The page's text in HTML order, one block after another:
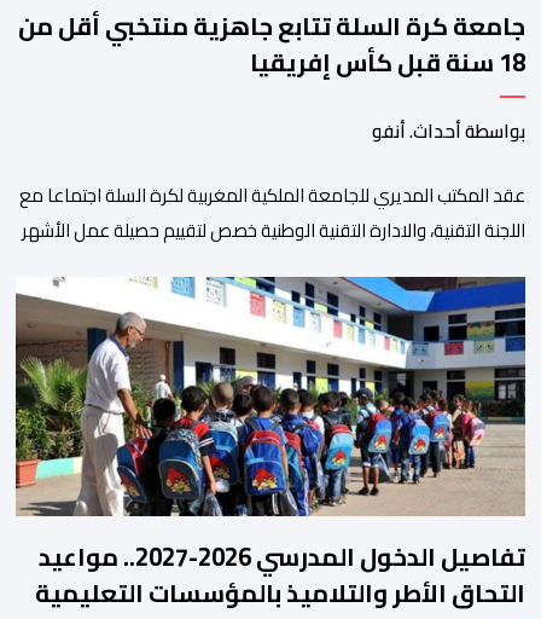
جامعة كرة السلة تتابع جاهزية منتخبي أقل من
18 سنة قبل كأس إفريقيا
بواسطة أحداث. أنفو
عقد المكتب المديري للجامعة الملكية المغربية لكرة السلة اجتماعا مع
اللجنة التقنية، والادارة التقنية الوطنية خصص لتقييم حصيلة عمل الأشهر
المنتخبات الوطنية خلال الفترة الأخيرة. وشهد الاجتماع تقديم عرض
مفصل حول مشاركة المنتخبين الوطنيين لأقل من 18 سنة، إناثا وذكورا،
من طرف اللجنة التقنية التي واكبت كل […]
تفاصيل الدخول المدرسي 2026-2027.. مواعيد
التحاق الأطر والتلاميذ بالمؤسسات التعليمية